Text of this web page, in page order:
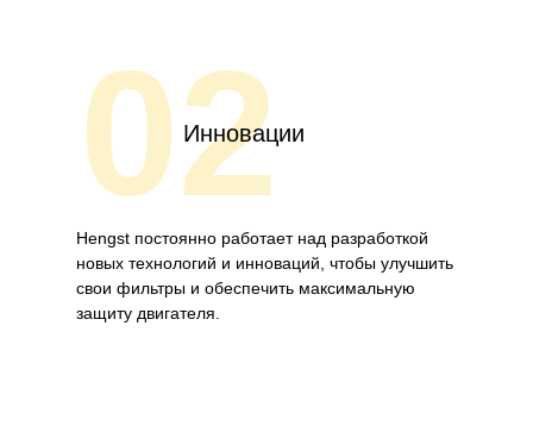
02
Инновации
Hengst постоянно работает над разработкой
новых технологий и инноваций, чтобы улучшить
свои фильтры и обеспечить максимальную
защиту двигателя.